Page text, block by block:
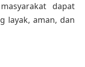
dapat
layak, aman, dan